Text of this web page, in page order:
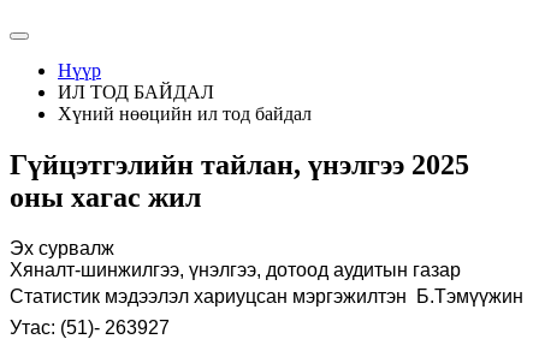
Нүүр
ИЛ ТОД БАЙДАЛ
Хүний нөөцийн ил тод байдал
Гүйцэтгэлийн тайлан, үнэлгээ 2025
оны хагас жил
Эх сурвалж
Хяналт-шинжилгээ, үнэлгээ, дотоод аудитын газар
Статистик мэдээлэл хариуцсан мэргэжилтэн Б.Тэмүүжин
Утас: (51)- 263927